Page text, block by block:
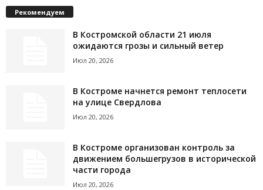
Рекомендуем
В Костромской области 21 июля
ожидаются грозы и сильный ветер
Июл 20, 2026
В Костроме начнется ремонт теплосети
на улице Свердлова
Июл 20, 2026
В Костроме организован контроль за
движением большегрузов в исторической
части города
Июл 20, 2026